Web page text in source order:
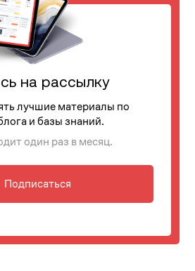
на рассылку
лучшие материалы по
и базы знаний.
один раз в месяц.
Подписаться